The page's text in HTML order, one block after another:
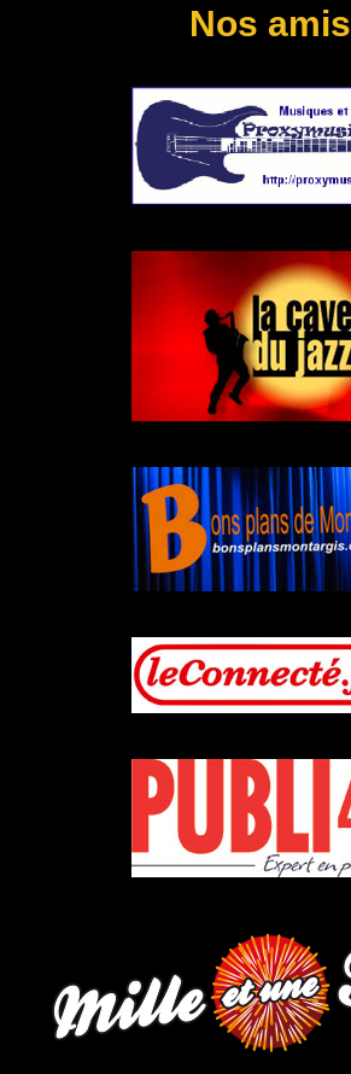
Nos amis